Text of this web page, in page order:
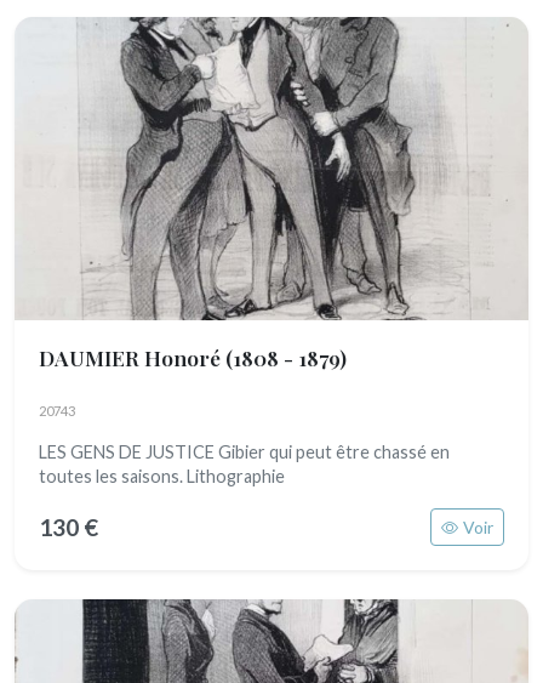
DAUMIER Honoré (1808 - 1879)
20743
LES GENS DE JUSTICE Gibier qui peut être chassé en
toutes les saisons. Lithographie
130 € Voir